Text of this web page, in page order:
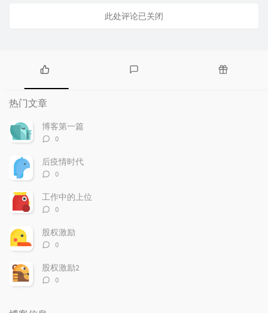
此处评论已关闭
热
门
文
章
热门文章
博客第一篇
评
数：
0
后疫情时代
评
数：
0
工作中的上位
评
数：
0
股权激励
评
数：
0
股权激励2
评
0